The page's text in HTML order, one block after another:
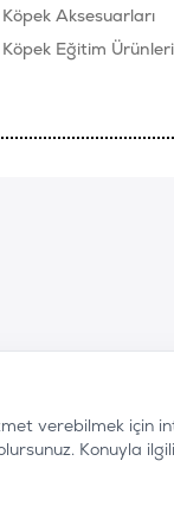
Köpek Aksesuarları
Köpek Eğitim Ürünleri
verebilmek
Konuyla